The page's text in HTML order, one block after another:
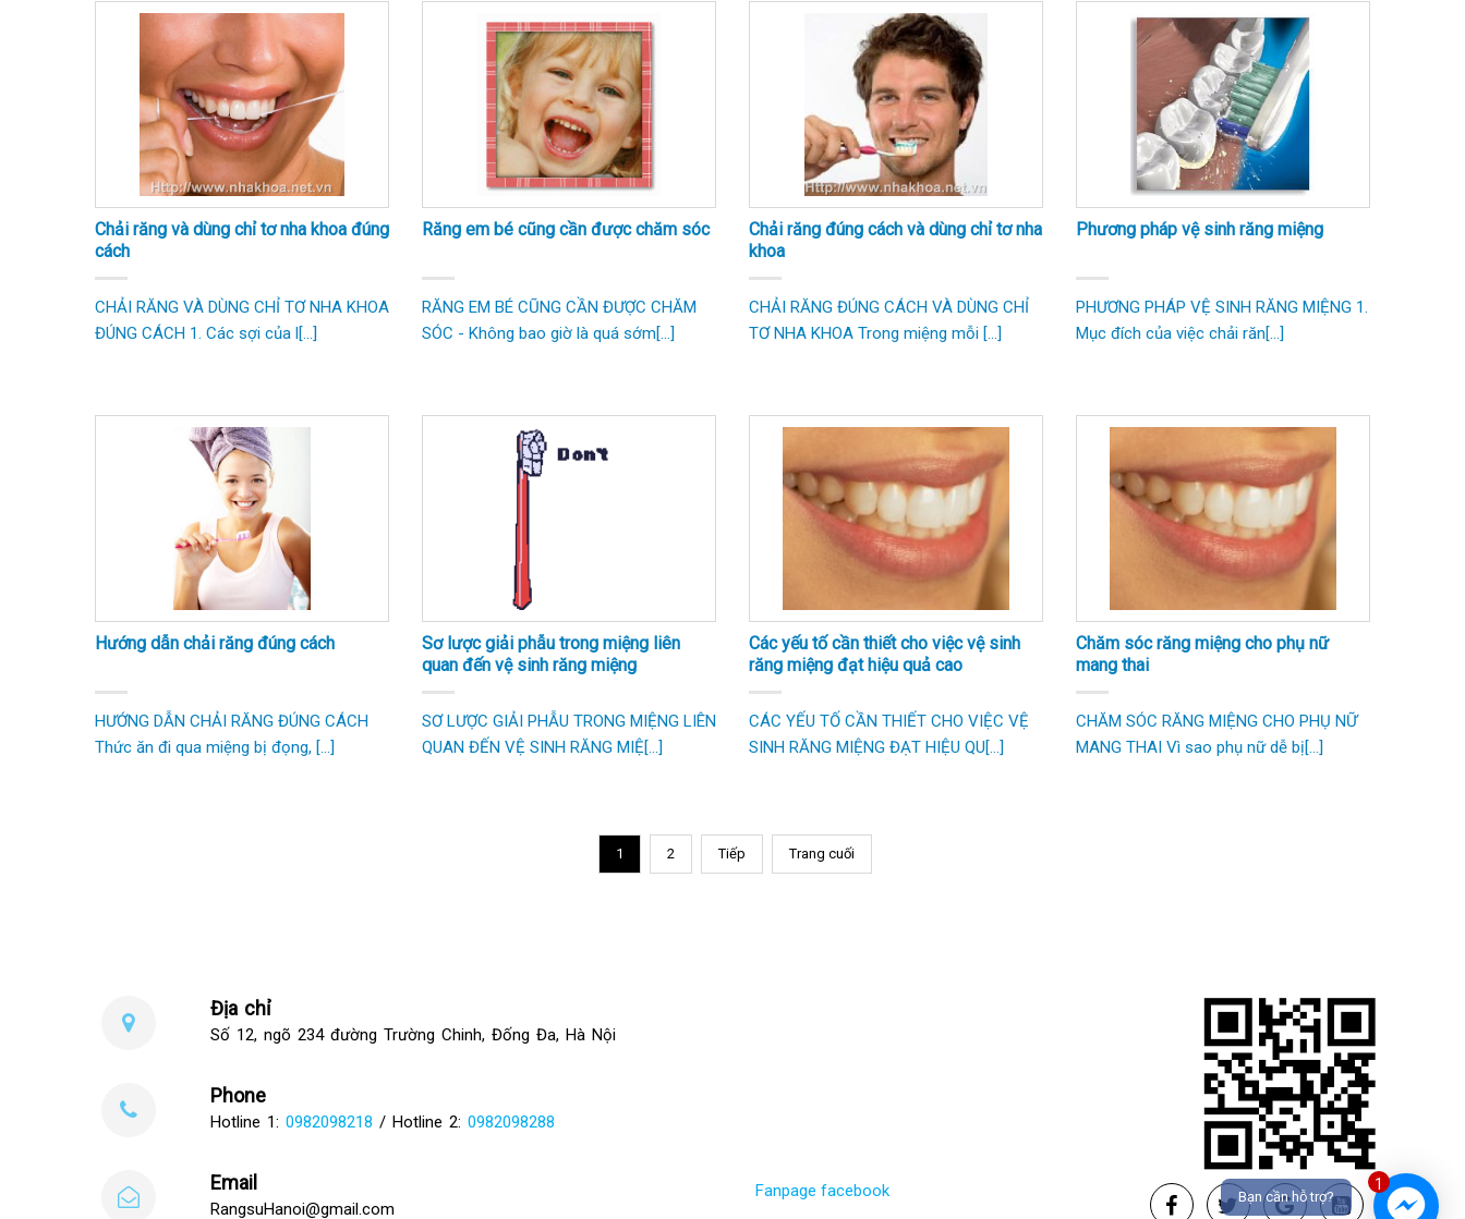
Chải răng và dùng chỉ tơ nha khoa đúng
cách
CHẢI RĂNG VÀ DÙNG CHỈ TƠ NHA KHOA
ĐÚNG CÁCH 1. Các sợi của l[...]
Răng em bé cũng cần được chăm sóc
RĂNG EM BÉ CŨNG CẦN ĐƯỢC CHĂM
SÓC - Không bao giờ là quá sớm[...]
Chải răng đúng cách và dùng chỉ tơ nha
khoa
CHẢI RĂNG ĐÚNG CÁCH VÀ DÙNG CHỈ
TƠ NHA KHOA Trong miệng mỗi [...]
Phương pháp vệ sinh răng miệng
PHƯƠNG PHÁP VỆ SINH RĂNG MIỆNG 1.
Mục đích của việc chải răn[...]
Hướng dẫn chải răng đúng cách
HƯỚNG DẪN CHẢI RĂNG ĐÚNG CÁCH
Thức ăn đi qua miệng bị đọng, [...]
Sơ lược giải phẫu trong miệng liên
quan đến vệ sinh răng miệng
SƠ LƯỢC GIẢI PHẪU TRONG MIỆNG LIÊN
QUAN ĐẾN VỆ SINH RĂNG MIỆ[...]
Các yếu tố cần thiết cho việc vệ sinh
răng miệng đạt hiệu quả cao
CÁC YẾU TỐ CẦN THIẾT CHO VIỆC VỆ
SINH RĂNG MIỆNG ĐẠT HIỆU QU[...]
Chăm sóc răng miệng cho phụ nữ
mang thai
CHĂM SÓC RĂNG MIỆNG CHO PHỤ NỮ
MANG THAI Vì sao phụ nữ dễ bị[...]
1 2 Tiếp Trang cuối
Địa chỉ
Số 12, ngõ 234 đường Trường Chinh, Đống Đa, Hà Nội
Phone
Hotline 1: 0982098218 / Hotline 2: 0982098288
Email
RangsuHanoi@gmail.com
Fanpage facebook 1
Bạn cần hỗ trợ?